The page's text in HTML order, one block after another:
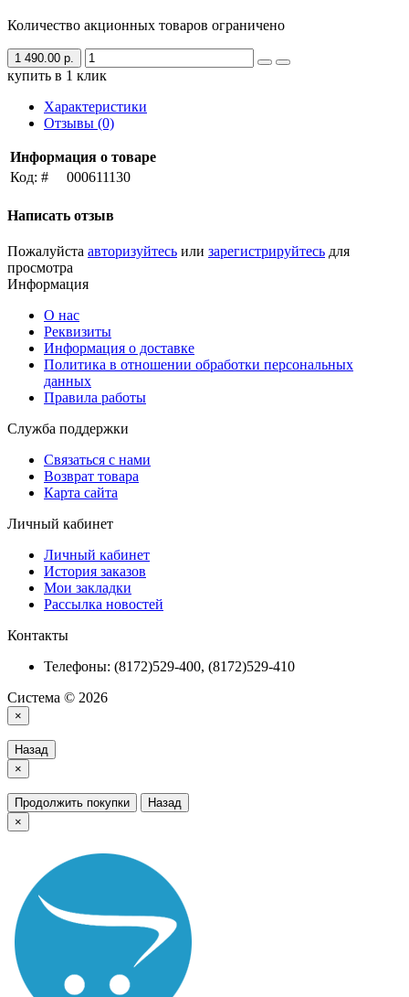
Количество акционных товаров ограничено
1 490.00 р.
купить в 1 клик
Характеристики
Отзывы (0)
Информация о товаре
Код: #
000611130
Написать отзыв
Пожалуйста авторизуйтесь или зарегистрируйтесь для
просмотра
Информация
О нас
Реквизиты
Информация о доставке
Политика в отношении обработки персональных
данных
Правила работы
Служба поддержки
Связаться с нами
Возврат товара
Карта сайта
Личный кабинет
Личный кабинет
История заказов
Мои закладки
Рассылка новостей
Контакты
Телефоны: (8172)529-400, (8172)529-410
Система © 2026
×
Назад
×
Продолжить покупки
Назад
×